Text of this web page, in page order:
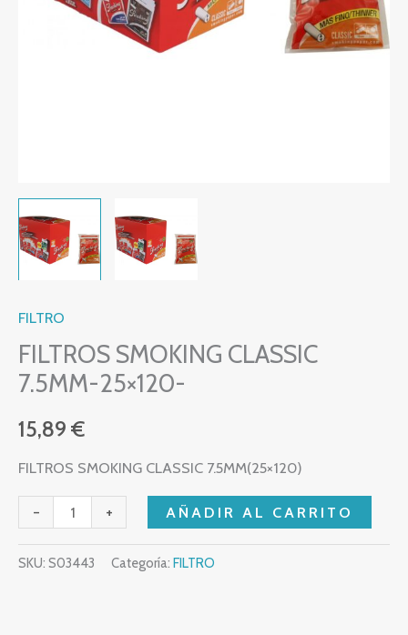
FILTRO
FILTROS SMOKING CLASSIC
7.5MM-25×120-
15,89 €
FILTROS SMOKING CLASSIC 7.5MM(25×120)
- + AÑADIR AL CARRITO
SKU: S03443 Categoría: FILTRO